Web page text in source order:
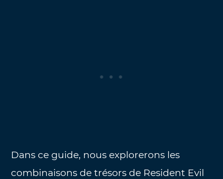
Dans ce guide, nous explorerons les
combinaisons de trésors de Resident Evil